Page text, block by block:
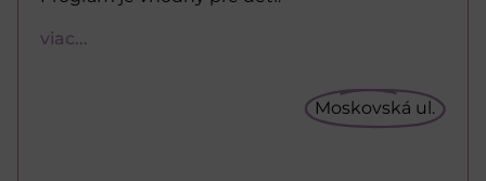
viac...
Moskovská ul.